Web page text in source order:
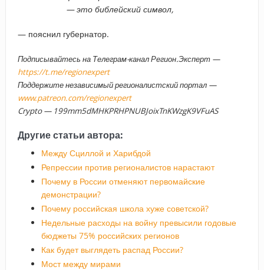
— это библейский символ,
— пояснил губернатор.
Подписывайтесь на Телеграм-канал Регион.Эксперт —
https://t.me/regionexpert
Поддержите независимый регионалистский портал —
www.patreon.com/regionexpert
Crypto — 199mm5dMHKPRHPNUBJoixTnKWzgK9VFuAS
Другие статьи автора:
Между Сциллой и Харибдой
Репрессии против регионалистов нарастают
Почему в России отменяют первомайские
демонстрации?
Почему российская школа хуже советской?
Недельные расходы на войну превысили годовые
бюджеты 75% российских регионов
Как будет выглядеть распад России?
Мост между мирами